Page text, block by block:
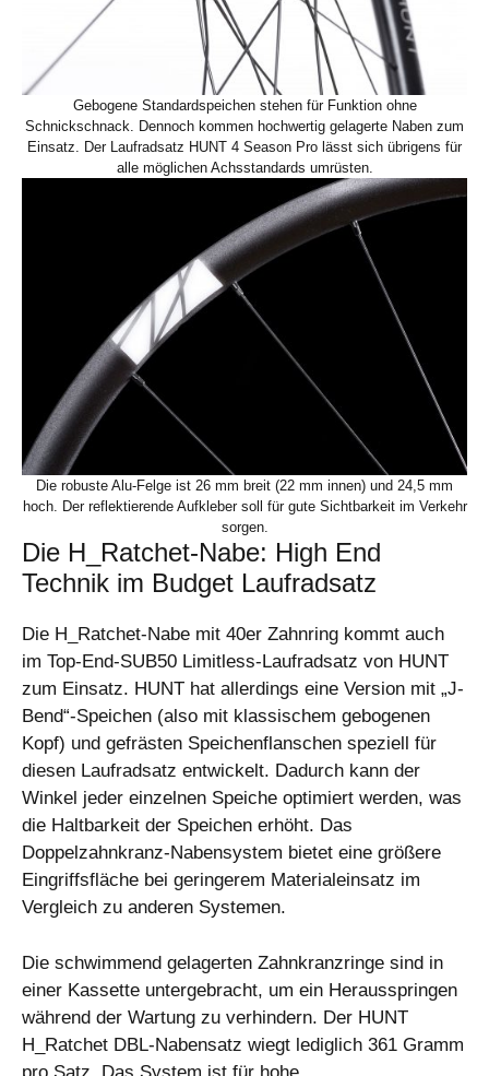
Gebogene Standardspeichen stehen für Funktion ohne
Schnickschnack. Dennoch kommen hochwertig gelagerte Naben zum
Einsatz. Der Laufradsatz HUNT 4 Season Pro lässt sich übrigens für
alle möglichen Achsstandards umrüsten.
Die robuste Alu-Felge ist 26 mm breit (22 mm innen) und 24,5 mm
hoch. Der reflektierende Aufkleber soll für gute Sichtbarkeit im Verkehr
sorgen.
Die H_Ratchet-Nabe: High End
Technik im Budget Laufradsatz
Die H_Ratchet-Nabe mit 40er Zahnring kommt auch
im Top-End-SUB50 Limitless-Laufradsatz von HUNT
zum Einsatz. HUNT hat allerdings eine Version mit „J-
Bend“-Speichen (also mit klassischem gebogenen
Kopf) und gefrästen Speichenflanschen speziell für
diesen Laufradsatz entwickelt. Dadurch kann der
Winkel jeder einzelnen Speiche optimiert werden, was
die Haltbarkeit der Speichen erhöht. Das
Doppelzahnkranz-Nabensystem bietet eine größere
Eingriffsfläche bei geringerem Materialeinsatz im
Vergleich zu anderen Systemen.
Die schwimmend gelagerten Zahnkranzringe sind in
einer Kassette untergebracht, um ein Herausspringen
während der Wartung zu verhindern. Der HUNT
H_Ratchet DBL-Nabensatz wiegt lediglich 361 Gramm
pro Satz. Das System ist für hohe